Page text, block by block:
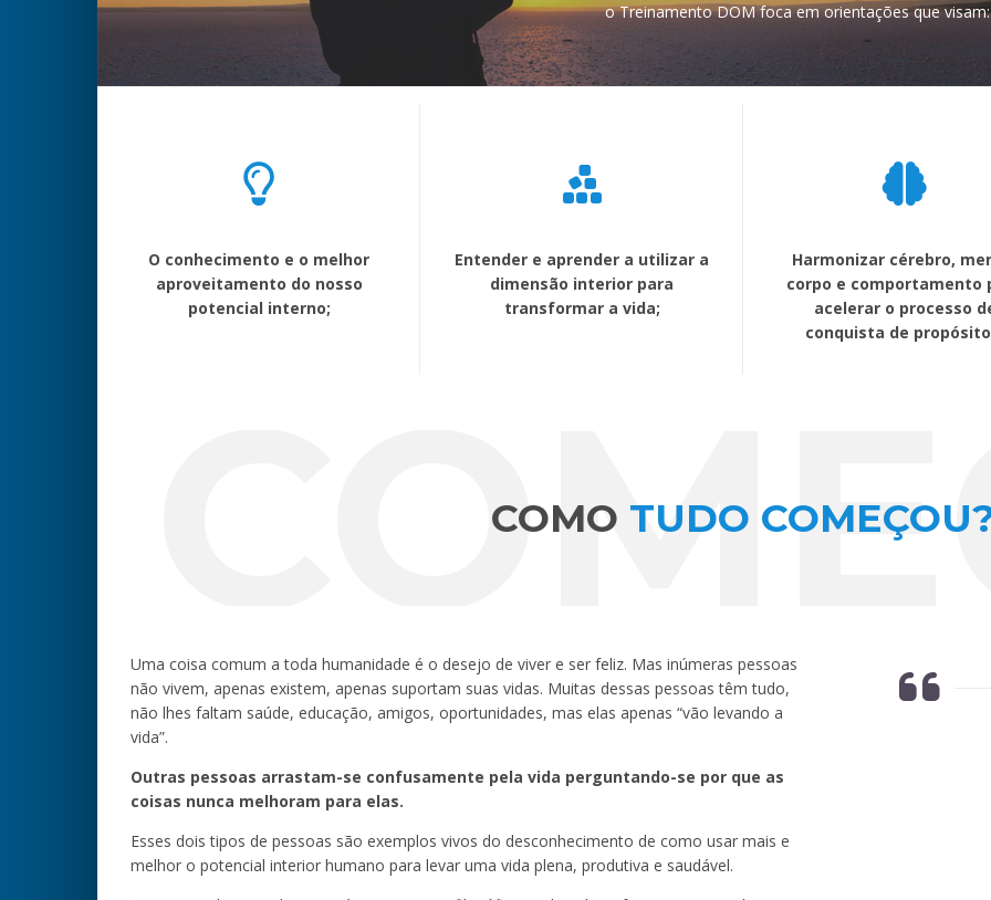
o Treinamento DOM foca em orientações que visam:
O conhecimento e o melhor
aproveitamento do nosso
potencial interno;
Entender e aprender a utilizar a
dimensão interior para
transformar a vida;
Harmonizar cérebro,
corpo e comportamento
acelerar o processo
conquista de
COMO TUDO
Uma coisa comum a toda humanidade é o desejo de viver e ser feliz. Mas inúmeras pessoas
não vivem, apenas existem, apenas suportam suas vidas. Muitas dessas pessoas têm tudo,
não lhes faltam saúde, educação, amigos, oportunidades, mas elas apenas “vão levando a
vida”.
Outras pessoas arrastam-se confusamente pela vida perguntando-se por que as
coisas nunca melhoram para elas.
Esses dois tipos de pessoas são exemplos vivos do desconhecimento de como usar mais e
melhor o potencial interior humano para levar uma vida plena, produtiva e saudável.